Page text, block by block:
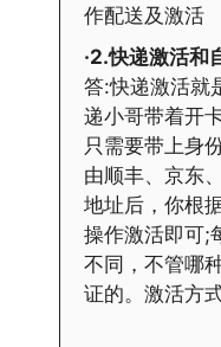
作配送及激活
·2.快递激活和
答:快递激活就
递小哥带着开
只需要带上身
由顺丰、京东
地址后，你根
操作激活即可;
不同，不管哪
证的。激活方